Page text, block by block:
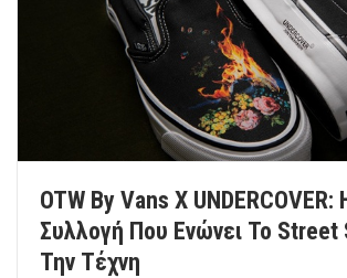
OTW By Vans X
Συλλογή Που Ενώνει Το
Την Τέχνη